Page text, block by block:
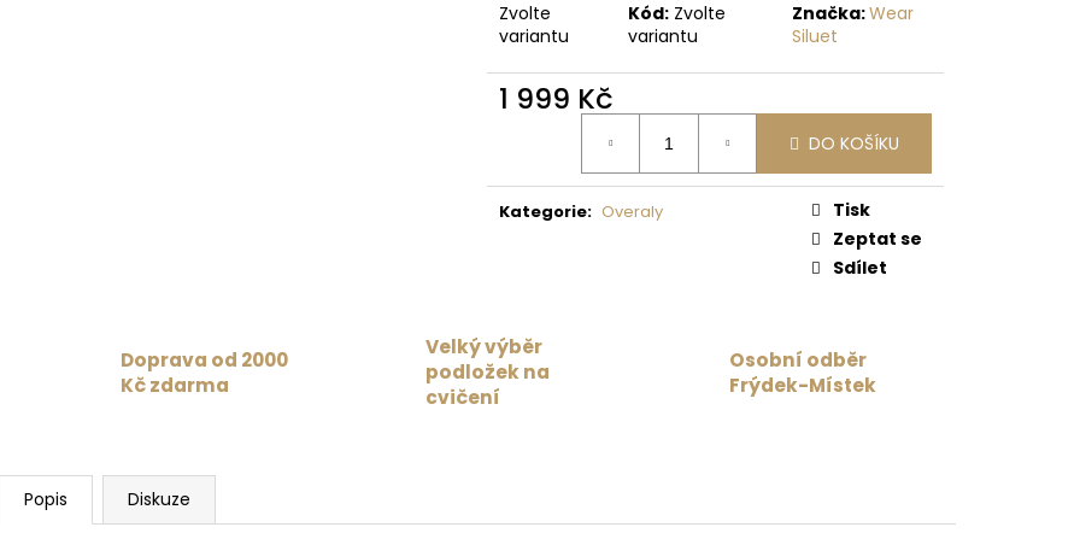
Zvolte
variantu
Kód: Zvolte
variantu
Značka:Wear
Siluet
1 999 Kč
DO KOŠÍKU
Kategorie: Overaly
Tisk
Zeptat se
Sdílet
Doprava od 2000
Kč zdarma
Velký výběr
podložek na
cvičení
Osobní odběr
Frýdek-Místek
Popis Diskuze